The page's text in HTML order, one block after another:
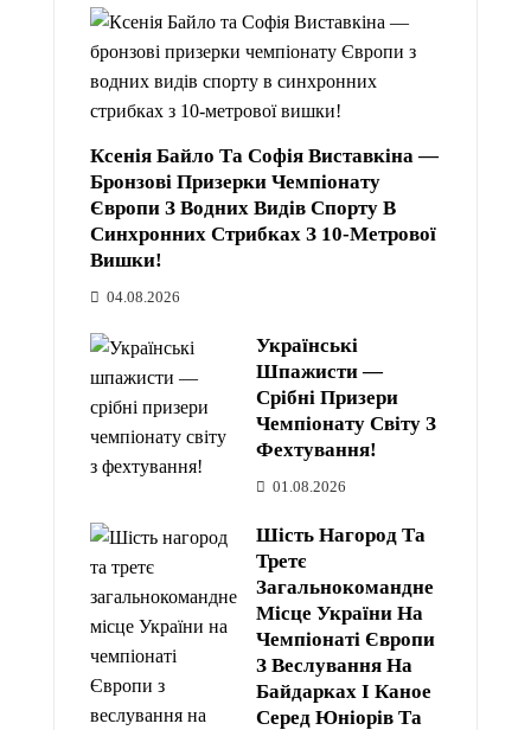
Ксенія Байло Та Софія Виставкіна —
Бронзові Призерки Чемпіонату
Європи З Водних Видів Спорту В
Синхронних Стрибках З 10-Метрової
Вишки!
04.08.2026
Українські
Шпажисти —
Срібні Призери
Чемпіонату Світу З
Фехтування!
01.08.2026
Шість Нагород Та
Третє
Загальнокомандне
Місце України На
Чемпіонаті Європи
З Веслування На
Байдарках І Каное
Серед Юніорів Та